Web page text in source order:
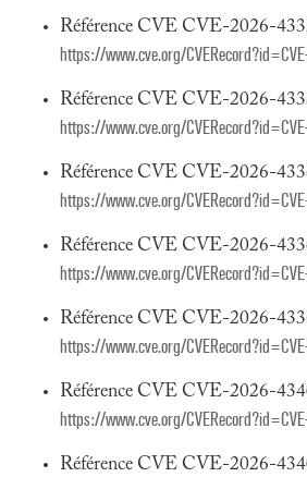
Référence CVE CVE-2026-
https://www.cve.org/
Référence CVE CVE-2026-
https://www.cve.org/
Référence CVE CVE-2026-
https://www.cve.org/
Référence CVE CVE-2026-
https://www.cve.org/
Référence CVE CVE-2026-
https://www.cve.org/
Référence CVE CVE-2026-
https://www.cve.org/
Référence CVE CVE-2026-